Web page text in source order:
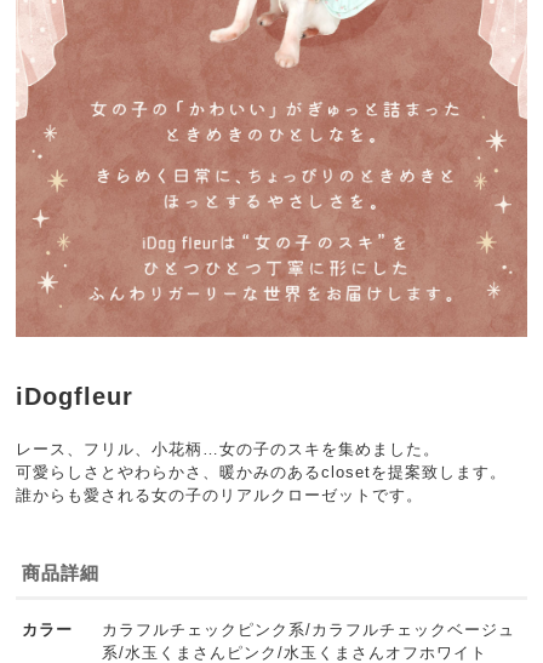
iDogfleur
レース、フリル、小花柄…女の子のスキを集めました。
可愛らしさとやわらかさ、暖かみのあるclosetを提案致します。
誰からも愛される女の子のリアルクローゼットです。
商品詳細
カラー
カラフルチェックピンク系/カラフルチェックベージュ
系/水玉くまさんピンク/水玉くまさんオフホワイト